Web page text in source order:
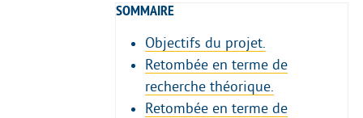
SOMMAIRE
Objectifs du projet.
Retombée en terme de
recherche théorique.
Retombée en terme de